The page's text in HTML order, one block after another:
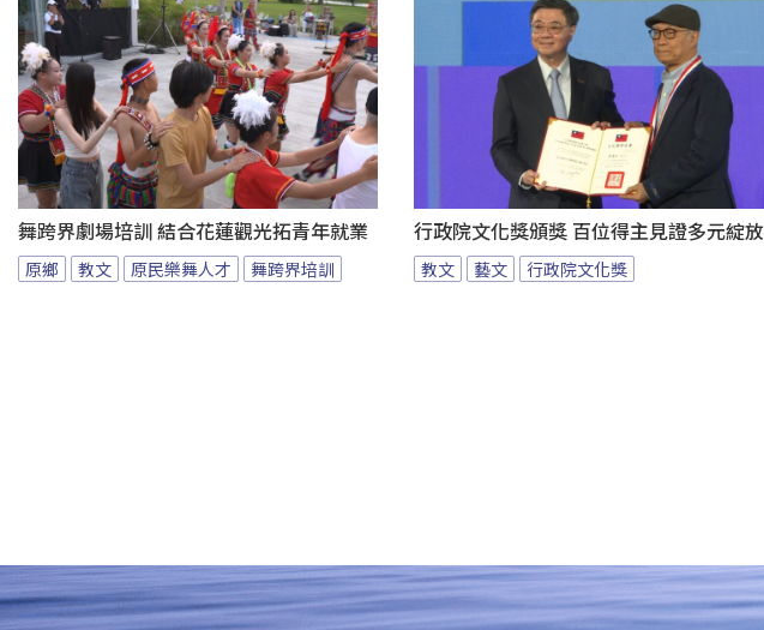
舞跨界劇場培訓 結合花蓮觀光拓青年就業
原鄉 教文 原民樂舞人才 舞跨界培訓
行政院文化獎頒獎 百位得主見證多元綻放
教文 藝文 行政院文化獎